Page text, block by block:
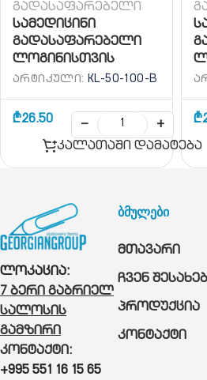
გადასაფარებელი
სამედიცინი
გადასაფარებელი
ლოგინისთვის
(ტაფჩანი) 50/100მ
ᲐᲠᲢᲘᲙᲣᲚᲘ: KL-50-100-B
₾26.50 −
+
კალათაში დამატება
₾
ლოკაცია:
7 ბერი გაბრიელ
სალოსის
გამზირი
კონტაქტი:
+995 551 16 15 65
ბმულები
მთავარი
ჩვენ შესახებ
პროდუქცია
კონტაქტი